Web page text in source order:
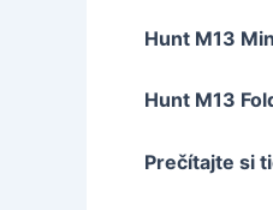
Hunt M13
Hunt M13
Prečítajte si